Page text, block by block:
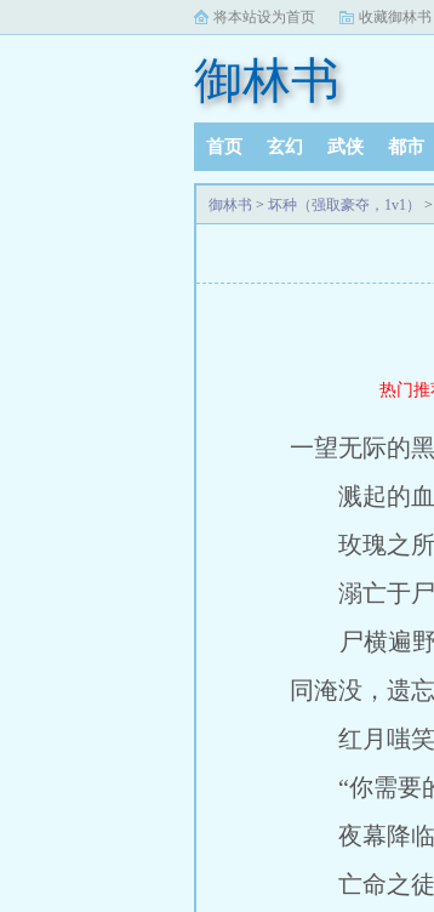
将本站设为首页 收藏御林书
御林书
首页 玄幻 武侠 都市
御林书 > 坏种（强取豪夺，1v1）
热门推
一望无际的
溅起的血液
玫瑰之所
溺亡于尸
尸横遍野
同淹没，遗
红月嗤笑
“你需要的
夜幕降临
亡命之徒